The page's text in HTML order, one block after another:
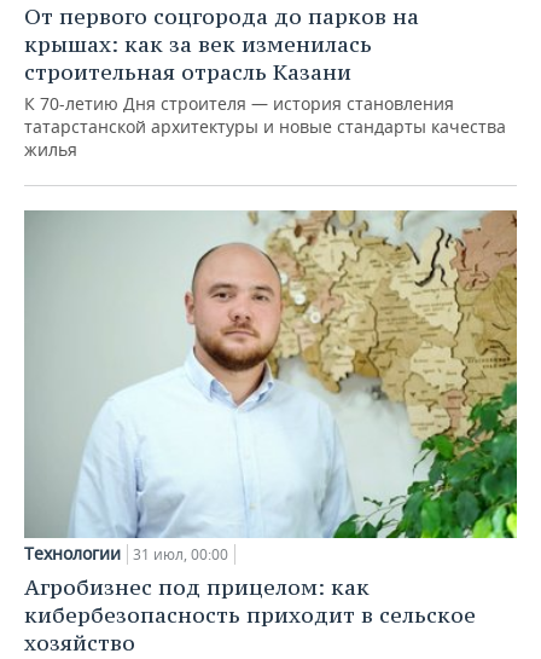
От первого соцгорода до парков на
крышах: как за век изменилась
строительная отрасль Казани
К 70-летию Дня строителя — история становления
татарстанской архитектуры и новые стандарты качества
жилья
Технологии 31 июл, 00:00
Агробизнес под прицелом: как
кибербезопасность приходит в сельское
хозяйство